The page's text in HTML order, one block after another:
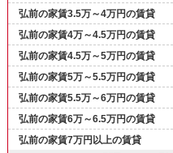
弘前の家賃3.5万～4万円の賃貸
弘前の家賃4万～4.5万円の賃貸
弘前の家賃4.5万～5万円の賃貸
弘前の家賃5万～5.5万円の賃貸
弘前の家賃5.5万～6万円の賃貸
弘前の家賃6万～6.5万円の賃貸
弘前の家賃7万円以上の賃貸